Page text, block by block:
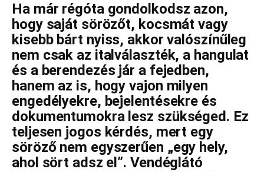
Ha már régóta gondolkodsz azon,
hogy saját sörözőt, kocsmát vagy
kisebb bárt nyiss, akkor valószínűleg
nem csak az italválaszték, a hangulat
és a berendezés jár a fejedben,
hanem az is, hogy vajon milyen
engedélyekre, bejelentésekre és
dokumentumokra lesz szükséged. Ez
teljesen jogos kérdés, mert egy
söröző nem egyszerűen „egy hely,
ahol sört adsz el”. Vendéglátó